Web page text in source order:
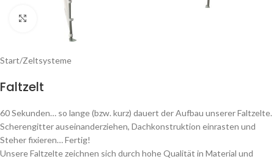
Klick zu Vergrößern
Start/Zeltsysteme
Faltzelt
60 Sekunden… so lange (bzw. kurz) dauert der Aufbau unserer Faltzelte.
Scherengitter auseinanderziehen, Dachkonstruktion einrasten und
Steher fixieren… Fertig!
Unsere Faltzelte zeichnen sich durch hohe Qualität in Material und